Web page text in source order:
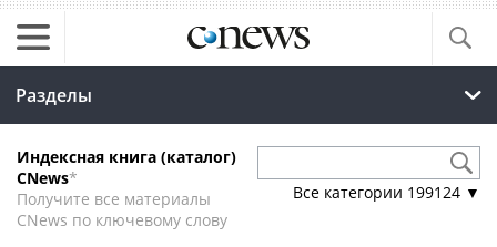
Разделы
Индексная книга (каталог)
CNews*
Получите все материалы
CNews по ключевому слову
Все категории 199124 ▼